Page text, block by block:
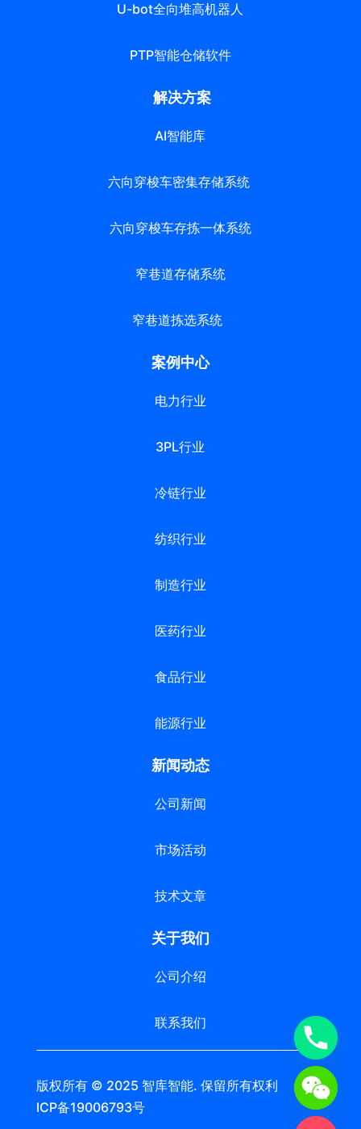
U-bot全向堆高机器人
PTP智能仓储软件
解决方案
AI智能库
六向穿梭车密集存储系统
六向穿梭车存拣一体系统
窄巷道存储系统
窄巷道拣选系统
案例中心
电力行业
3PL行业
冷链行业
纺织行业
制造行业
医药行业
食品行业
能源行业
新闻动态
公司新闻
市场活动
技术文章
关于我们
公司介绍
联系我们
版权所有 © 2025 智库智能. 保留所有权利 苏
ICP备19006793号